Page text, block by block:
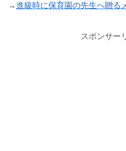
→進級時に保育園の先生へ贈る
スポンサー